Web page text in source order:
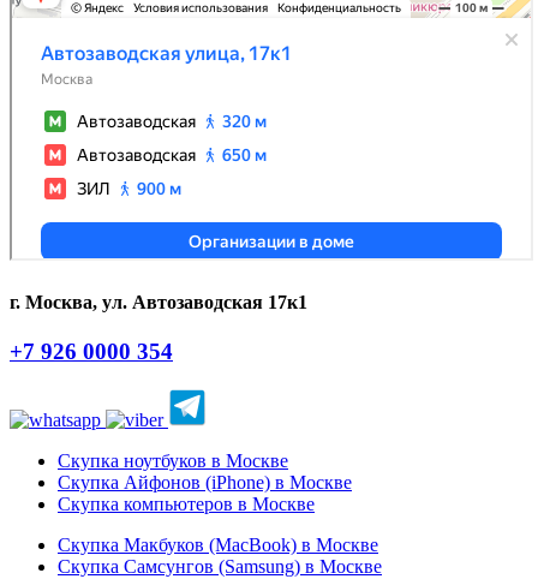
г. Москва, ул. Автозаводская 17к1
+7 926 0000 354
Скупка ноутбуков в Москве
Скупка Айфонов (iPhone) в Москве
Скупка компьютеров в Москве
Скупка Макбуков (MacBook) в Москве
Скупка Самсунгов (Samsung) в Москве